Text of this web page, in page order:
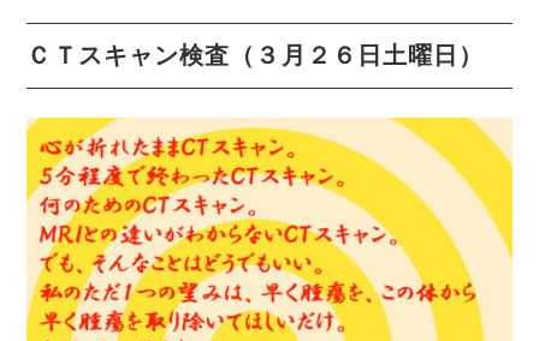
ＣＴスキャン検査（３月２６日土曜日）